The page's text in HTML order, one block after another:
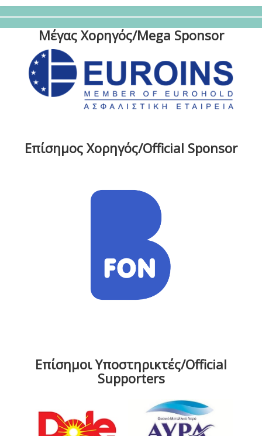
Μέγας Χορηγός/Mega Sponsor
Επίσημος Χορηγός/Official Sponsor
Επίσημοι Υποστηρικτές/Official
Supporters